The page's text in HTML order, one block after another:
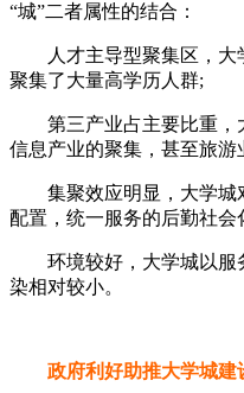
“城”二者属性的结合：
人才主导型聚集区，大
聚集了大量高学历人群;
第三产业占主要比重，
信息产业的聚集，甚至旅游
集聚效应明显，大学城
配置，统一服务的后勤社会
环境较好，大学城以服
染相对较小。
政府利好助推大学城建